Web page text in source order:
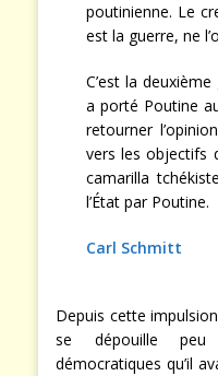
poutinienne. Le
est la guerre, ne
C’est la
a porté Poutine
retourner
vers les objectifs
camarilla
l’État par Poutine.
Carl Schmitt
Depuis cette
se dépouille
démocratiques qu’il